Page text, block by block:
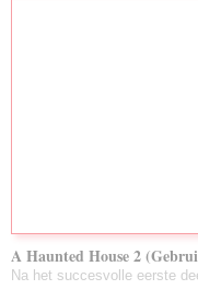
A Haunted House 2
Na het succesvolle eerste